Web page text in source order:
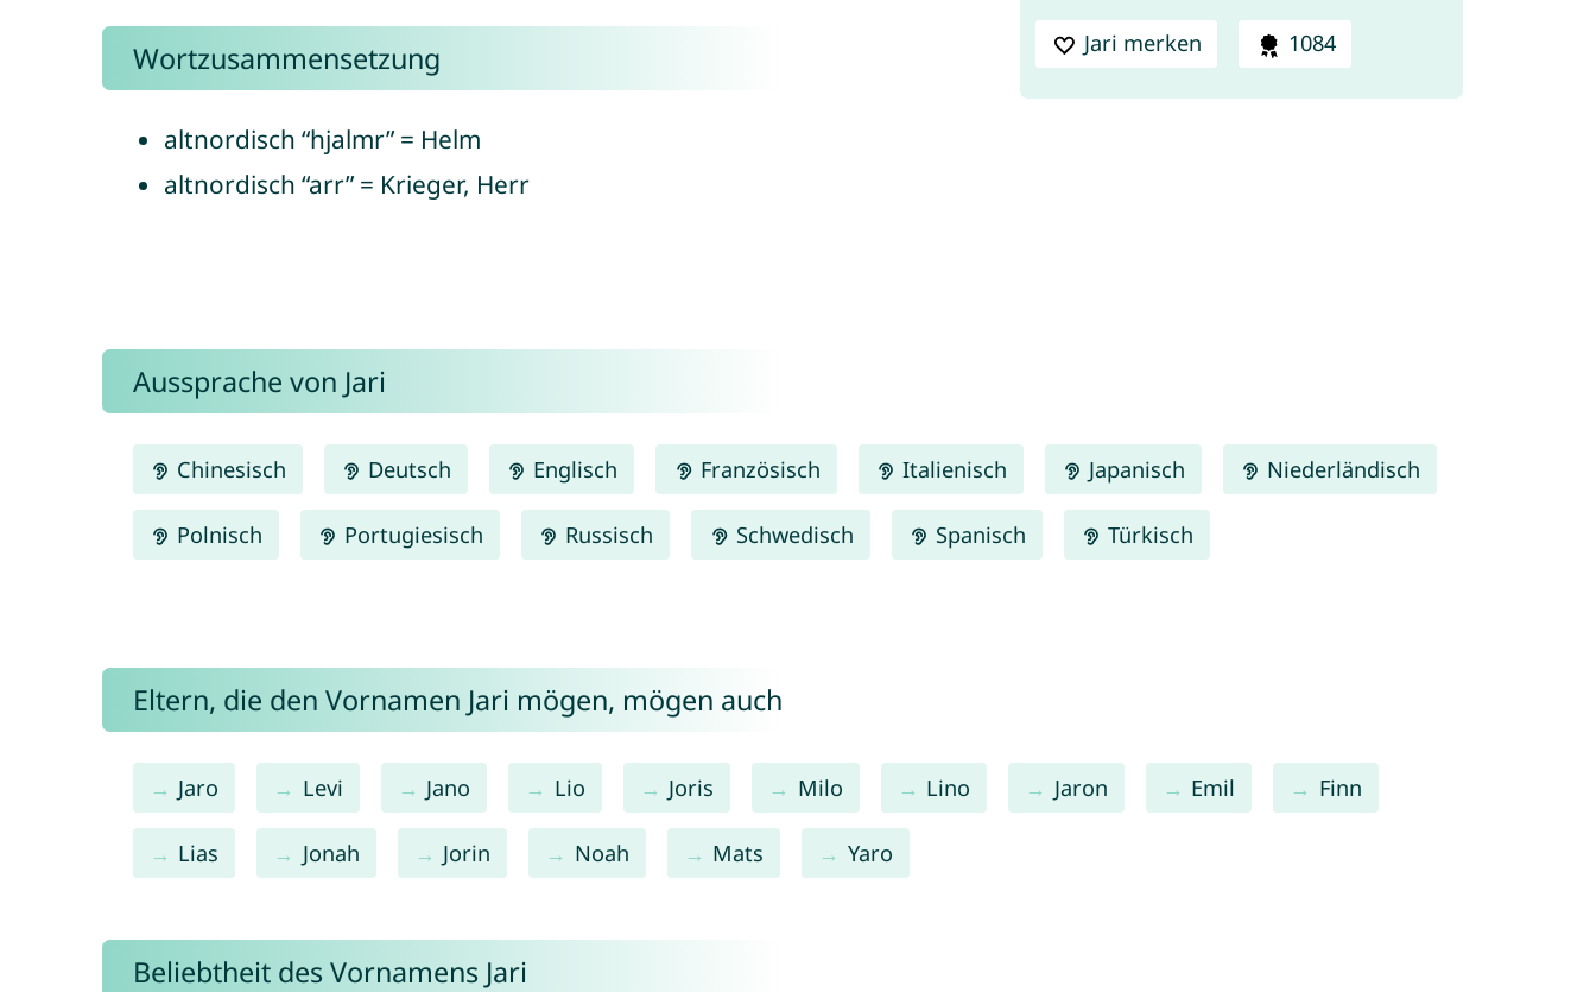
Jari merken 1084
Wortzusammensetzung
altnordisch “hjalmr” = Helm
altnordisch “arr” = Krieger, Herr
Aussprache von Jari
Chinesisch Deutsch Englisch Französisch Italienisch Japanisch Niederländisch
Polnisch Portugiesisch Russisch Schwedisch Spanisch Türkisch
Eltern, die den Vornamen Jari mögen, mögen auch
Jaro Levi Jano Lio Joris Milo Lino Jaron Emil Finn
Lias Jonah Jorin Noah Mats Yaro
Beliebtheit des Vornamens Jari